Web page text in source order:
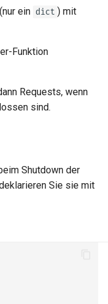
ein dict ) mit
Funktion
Requests, wenn
sind.
Shutdown der
Sie sie mit